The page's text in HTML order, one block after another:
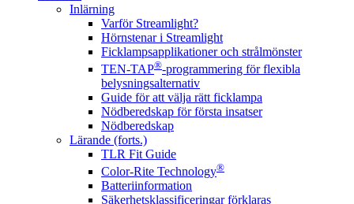
Inlärning
Varför Streamlight?
Hörnstenar i Streamlight
Ficklampsapplikationer och strålmönster
TEN-TAP®-programmering för flexibla
belysningsalternativ
Guide för att välja rätt ficklampa
Nödberedskap för första insatser
Nödberedskap
Lärande (forts.)
TLR Fit Guide
Color-Rite Technology®
Batteriinformation
Säkerhetsklassificeringar förklaras